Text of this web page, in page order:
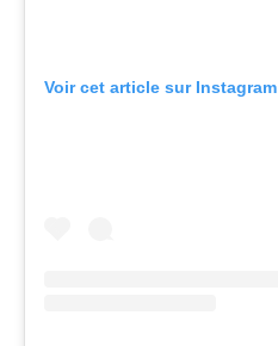
Voir cet article sur Instagram